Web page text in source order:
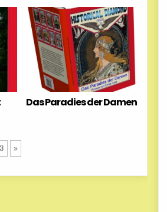
Das Paradies der Damen
3 »